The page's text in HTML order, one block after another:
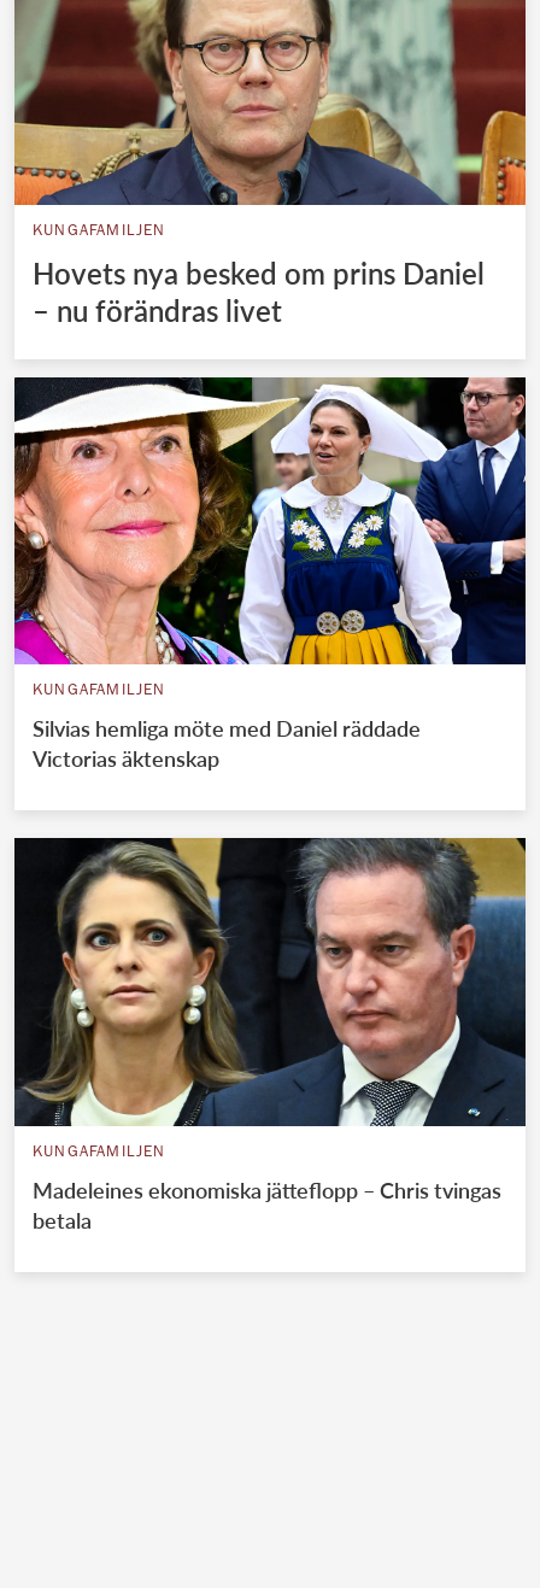
KUNGAFAMILJEN
Hovets nya besked om prins Daniel
– nu förändras livet
KUNGAFAMILJEN
Silvias hemliga möte med Daniel räddade
Victorias äktenskap
KUNGAFAMILJEN
Madeleines ekonomiska jätteflopp – Chris tvingas
betala